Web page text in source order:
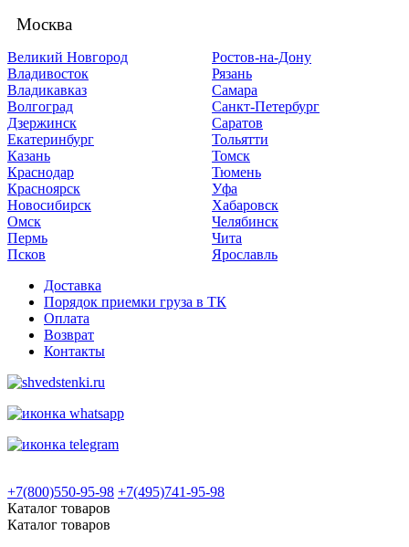
Москва
Великий Новгород
Владивосток
Владикавказ
Волгоград
Дзержинск
Екатеринбург
Казань
Краснодар
Красноярск
Новосибирск
Омск
Пермь
Псков
Ростов-на-Дону
Рязань
Самара
Санкт-Петербург
Саратов
Тольятти
Томск
Тюмень
Уфа
Хабаровск
Челябинск
Чита
Ярославль
Доставка
Порядок приемки груза в ТК
Оплата
Возврат
Контакты
+7(800)550-95-98 +7(495)741-95-98
Каталог товаров
Каталог товаров